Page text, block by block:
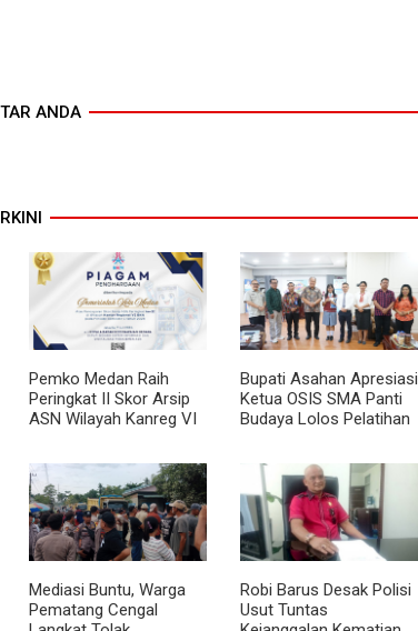
ANDA
Pemko Medan Raih
Peringkat II Skor Arsip
ASN Wilayah Kanreg VI
Bupati Asahan Apresiasi
Ketua OSIS SMA Panti
Budaya Lolos Pelatihan
Mediasi Buntu, Warga
Pematang Cengal
Robi Barus Desak Polisi
Usut Tuntas